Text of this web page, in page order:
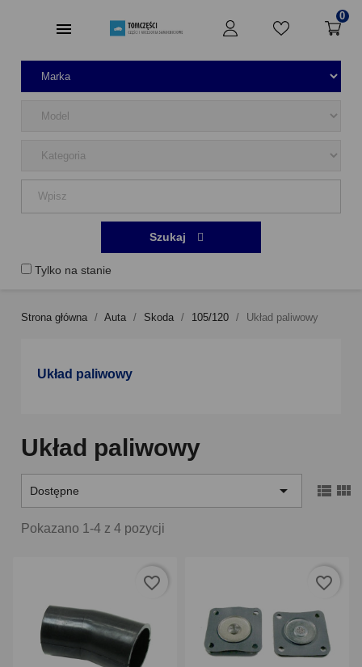
0
Tylko na stanie
Szukaj
Strona główna Auta Skoda 105/120 Układ paliwowy
Układ paliwowy
Układ paliwowy
Dostępne   
Pokazano 1-4 z 4 pozycji
favorite_border favorite_border